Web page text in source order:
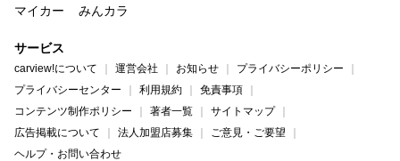
マイカー
みんカラ
サービス
carview!について 運営会社 お知らせ
プライバシーポリシー
プライバシーセンター
利用規約
免責事項
コンテンツ制作ポリシー
著者一覧
サイトマップ
広告掲載について
法人加盟店募集
ご意見・ご要望
ヘルプ・お問い合わせ